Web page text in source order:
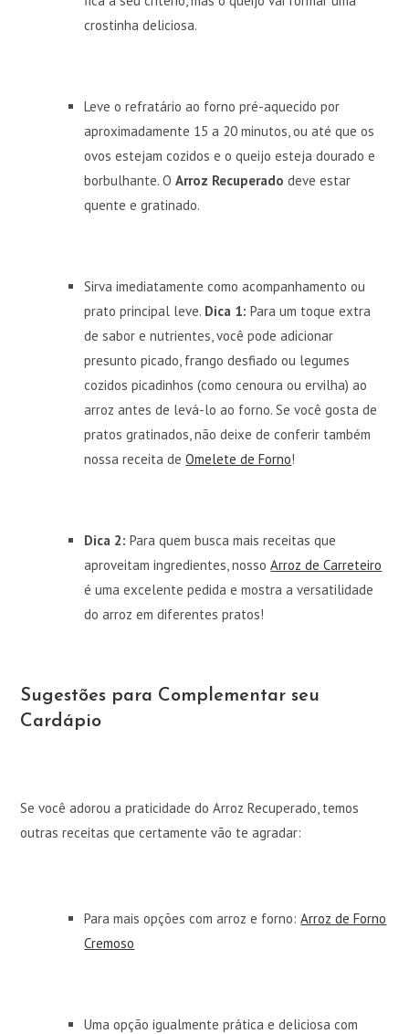
crostinha deliciosa.
Leve o refratário ao forno pré-aquecido por
aproximadamente 15 a 20 minutos, ou até que os
ovos estejam cozidos e o queijo esteja dourado e
borbulhante. OArroz Recuperado deve estar
quente e gratinado.
Sirva imediatamente como acompanhamento ou
prato principal leve. Dica 1: Para um toque extra
de sabor e nutrientes, você pode adicionar
presunto picado, frango desfiado ou legumes
cozidos picadinhos (como cenoura ou ervilha) ao
arroz antes de levá-lo ao forno. Se você gosta de
pratos gratinados, não deixe de conferir também
nossa receita deOmelete de Forno!
Dica 2: Para quem busca mais receitas que
aproveitam ingredientes, nossoArroz de Carreteiro
é uma excelente pedida e mostra a versatilidade
do arroz em diferentes pratos!
Sugestões para Complementar seu
Cardápio
Se você adorou a praticidade do Arroz Recuperado, temos
outras receitas que certamente vão te agradar:
Para mais opções com arroz e forno:Arroz de Forno
Cremoso
Uma opção igualmente prática e deliciosa com